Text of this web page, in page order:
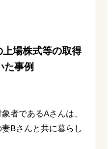
場株式等の取得
た事例
者であるAさんは、
Bさんと共に暮らし